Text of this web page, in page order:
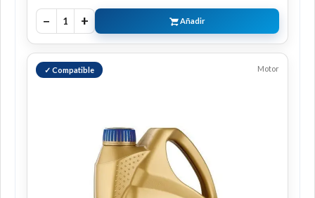
− 1 + Añadir
✓ Compatible Motor